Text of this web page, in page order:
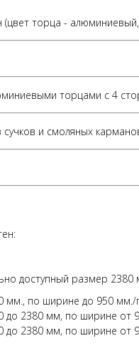
торца -
торцами с 4
и смоляных
доступный размер 2380
по ширине до 950 мм./
до 2380 мм, по ширине от
до 2380 мм, по ширине